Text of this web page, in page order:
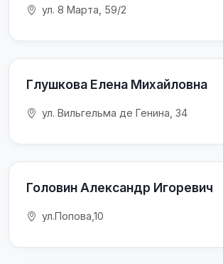
ул. 8 Марта, 59/2
Глушкова Елена Михайловна
ул. Вильгельма де Генина, 34
Головин Александр Игоревич
ул.Попова,10